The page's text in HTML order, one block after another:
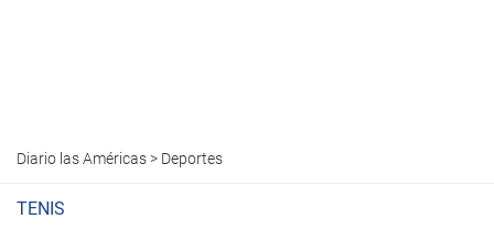
Diario las Américas> Deportes
TENIS